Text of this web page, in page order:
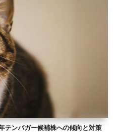
ンバガー候補株への傾向と対策